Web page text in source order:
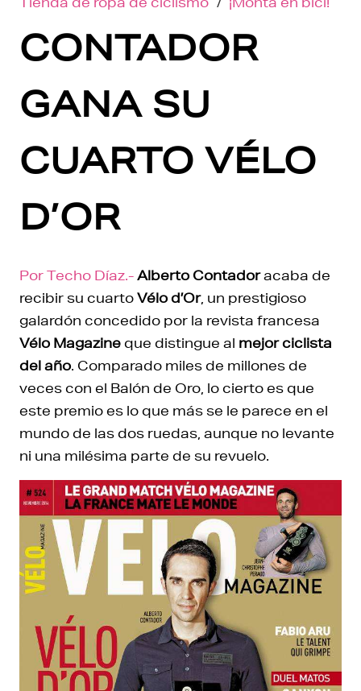
CONTADOR
GANA SU
CUARTO VÉLO
D’OR
Por Techo Díaz.-Alberto Contadoracaba de
recibir su cuartoVélo d’Or, un prestigioso
galardón concedido por la revista francesa
Vélo Magazineque distingue al mejor ciclista
del año. Comparado miles de millones de
veces con el Balón de Oro, lo cierto es que
este premio es lo que más se le parece en el
mundo de las dos ruedas, aunque no levante
ni una milésima parte de su revuelo.